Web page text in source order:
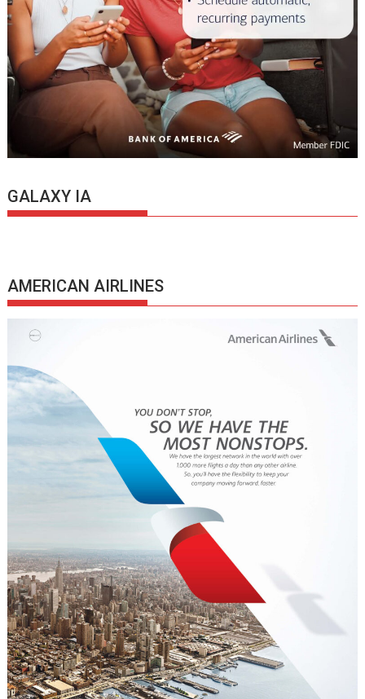
GALAXY IA
AMERICAN AIRLINES